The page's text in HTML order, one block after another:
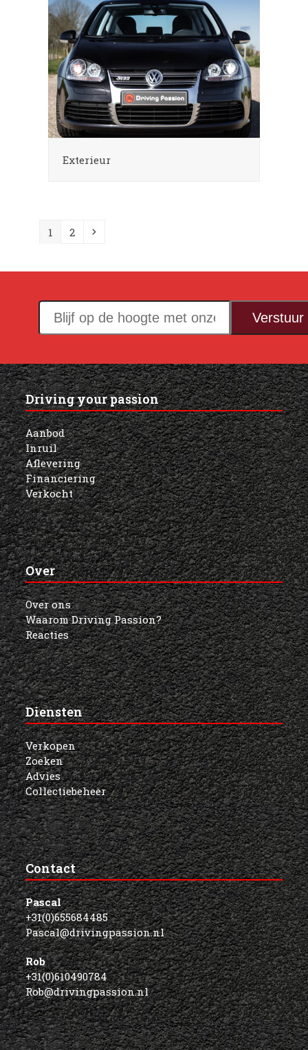
Exterieur
Page
1 Page
2 Next
Blijf
op
hoogte
met
onze
nieuwsbrief!
Verstuur
Driving your passion
Aanbod
Inruil
Aflevering
Financiering
Verkocht
Over
Over ons
Waarom Driving Passion?
Reacties
Diensten
Verkopen
Zoeken
Advies
Collectiebeheer
Contact
Pascal
+31(0)655684485
Pascal@drivingpassion.nl
Rob
+31(0)610490784
Rob@drivingpassion.nl